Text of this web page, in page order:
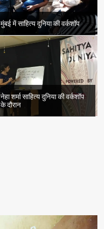
मुंबई में साहित्य दुनिया की वर्कशॉप
नेहा शर्मा साहित्य दुनिया की वर्कशॉप
के दौरान